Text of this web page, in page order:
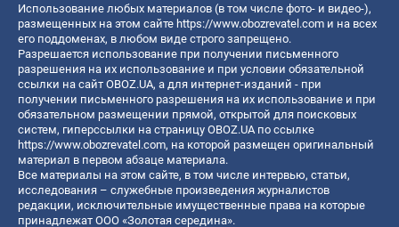
Использование любых материалов (в том числе фото- и видео-),
размещенных на этом сайте https://www.obozrevatel.com и на всех
его поддоменах, в любом виде строго запрещено.
Разрешается использование при получении письменного
разрешения на их использование и при условии обязательной
ссылки на сайт OBOZ.UA, а для интернет-изданий - при
получении письменного разрешения на их использование и при
обязательном размещении прямой, открытой для поисковых
систем, гиперссылки на страницу OBOZ.UA по ссылке
https://www.obozrevatel.com, на которой размещен оригинальный
материал в первом абзаце материала.
Все материалы на этом сайте, в том числе интервью, статьи,
исследования – служебные произведения журналистов
редакции, исключительные имущественные права на которые
принадлежат ООО «Золотая середина».